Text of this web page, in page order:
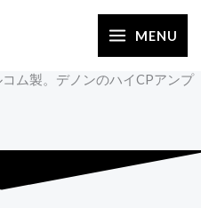
MENU
ム製。デノンのハイCPアンプ